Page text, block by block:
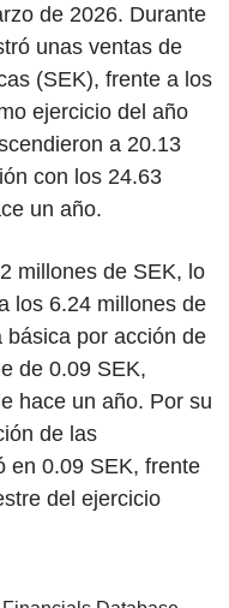
de 2026. Durante
unas ventas de
(SEK), frente a los
ejercicio del año
a 20.13
con los 24.63
un año.
millones de SEK, lo
los 6.24 millones de
básica por acción de
de 0.09 SEK,
hace un año. Por su
de las
en 0.09 SEK, frente
del ejercicio